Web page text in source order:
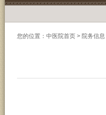
您的位置： 中医院首页 > 院务信息